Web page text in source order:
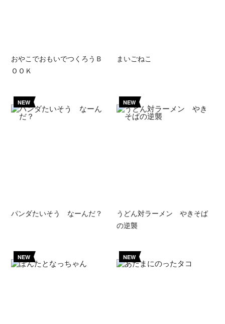
おやこでおもいでつくろうＢ
ＯＯＫ
まいごねこ
NEW
パンダたいそう なーんだ？
NEW
うどん対ラーメン やきそば
の逆襲
NEW NEW